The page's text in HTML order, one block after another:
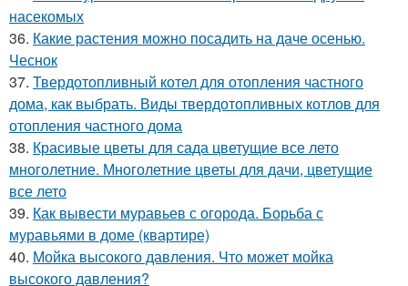
насекомых
36. Какие растения можно посадить на даче осенью.
Чеснок
37. Твердотопливный котел для отопления частного
дома, как выбрать. Виды твердотопливных котлов для
отопления частного дома
38. Красивые цветы для сада цветущие все лето
многолетние. Многолетние цветы для дачи, цветущие
все лето
39. Как вывести муравьев с огорода. Борьба с
муравьями в доме (квартире)
40. Мойка высокого давления. Что может мойка
высокого давления?